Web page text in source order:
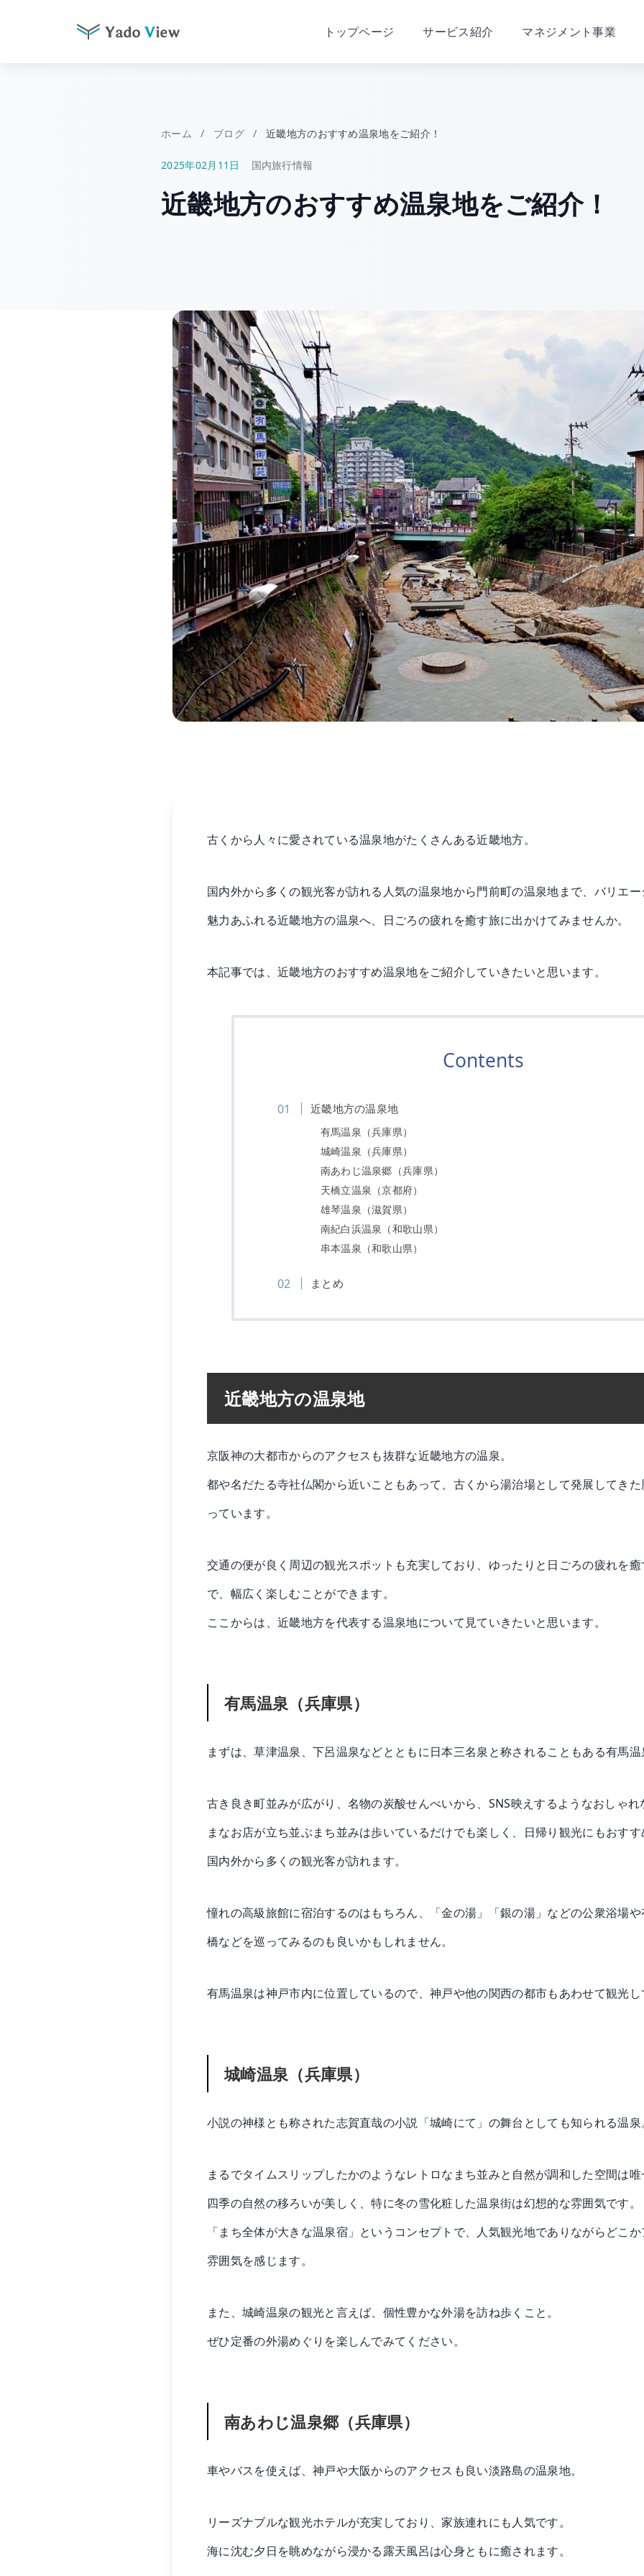
トップページ サービス紹介 マネジメント事業
ホーム / ブログ / 近畿地方のおすすめ温泉地をご紹介！
2025年02月11日 国内旅行情報
近畿地方のおすすめ温泉地をご紹介！
古くから人々に愛されている温泉地がたくさんある近畿地方。
国内外から多くの観光客が訪れる人気の温泉地から門前町の温泉地まで、バリエー
魅力あふれる近畿地方の温泉へ、日ごろの疲れを癒す旅に出かけてみませんか。
本記事では、近畿地方のおすすめ温泉地をご紹介していきたいと思います。
Contents
近畿地方の温泉地
有馬温泉（兵庫県）
城崎温泉（兵庫県）
南あわじ温泉郷（兵庫県）
天橋立温泉（京都府）
雄琴温泉（滋賀県）
南紀白浜温泉（和歌山県）
串本温泉（和歌山県）
まとめ
近畿地方の温泉地
京阪神の大都市からのアクセスも抜群な近畿地方の温泉。
都や名だたる寺社仏閣から近いこともあって、古くから湯治場として発展してき
っています。
交通の便が良く周辺の観光スポットも充実しており、ゆったりと日ごろの疲れを
で、幅広く楽しむことができます。
ここからは、近畿地方を代表する温泉地について見ていきたいと思います。
有馬温泉（兵庫県）
まずは、草津温泉、下呂温泉などとともに日本三名泉と称されることもある有馬温
古き良き町並みが広がり、名物の炭酸せんべいから、SNS映えするようなおしゃ
まなお店が立ち並ぶまち並みは歩いているだけでも楽しく、日帰り観光にもおすす
国内外から多くの観光客が訪れます。
憧れの高級旅館に宿泊するのはもちろん、「金の湯」「銀の湯」などの公衆浴場
橋などを巡ってみるのも良いかもしれません。
有馬温泉は神戸市内に位置しているので、神戸や他の関西の都市もあわせて観光し
城崎温泉（兵庫県）
小説の神様とも称された志賀直哉の小説「城崎にて」の舞台としても知られる温泉
まるでタイムスリップしたかのようなレトロなまち並みと自然が調和した空間は唯
四季の自然の移ろいが美しく、特に冬の雪化粧した温泉街は幻想的な雰囲気です。
「まち全体が大きな温泉宿」というコンセプトで、人気観光地でありながらどこ
雰囲気を感じます。
また、城崎温泉の観光と言えば、個性豊かな外湯を訪ね歩くこと。
ぜひ定番の外湯めぐりを楽しんでみてください。
南あわじ温泉郷（兵庫県）
車やバスを使えば、神戸や大阪からのアクセスも良い淡路島の温泉地。
リーズナブルな観光ホテルが充実しており、家族連れにも人気です。
海に沈む夕日を眺めながら浸かる露天風呂は心身ともに癒されます。